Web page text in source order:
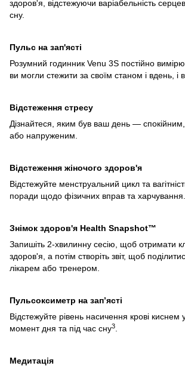
здоров'я, відстежуючи варіабельність
сну.
Пульс на зап'ясті
Розумний годинник Venu 3S постійно
ви могли стежити за своїм станом і вдень, і
Відстеження стресу
Дізнайтеся, яким був ваш день —
або напруженим.
Відстеження жіночого здоров'я
Відстежуйте менструальний цикл та
поради щодо фізичних вправ та харчування.
Знімок здоров'я Health Snapshot™
Запишіть 2-хвилинну сесію, щоб отримати
здоров'я, а потім створіть звіт, щоб
лікарем або тренером.
Пульсоксиметр на зап’ясті
Відстежуйте рівень насичення крові киснем
момент дня та під час сну3
Медитація